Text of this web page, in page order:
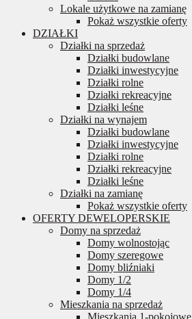
Lokale użytkowe na zamianę
Pokaż wszystkie oferty
DZIAŁKI
Działki na sprzedaż
Działki budowlane
Działki inwestycyjne
Działki rolne
Działki rekreacyjne
Działki leśne
Działki na wynajem
Działki budowlane
Działki inwestycyjne
Działki rolne
Działki rekreacyjne
Działki leśne
Działki na zamianę
Pokaż wszystkie oferty
OFERTY DEWELOPERSKIE
Domy na sprzedaż
Domy wolnostojąc
Domy szeregowe
Domy bliźniaki
Domy 1/2
Domy 1/4
Mieszkania na sprzedaż
Mieszkania 1-pokojowe